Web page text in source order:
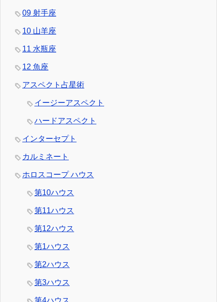
09 射手座
10 山羊座
11 水瓶座
12 魚座
アスペクト占星術
イージーアスペクト
ハードアスペクト
インターセプト
カルミネート
ホロスコープ ハウス
第10ハウス
第11ハウス
第12ハウス
第1ハウス
第2ハウス
第3ハウス